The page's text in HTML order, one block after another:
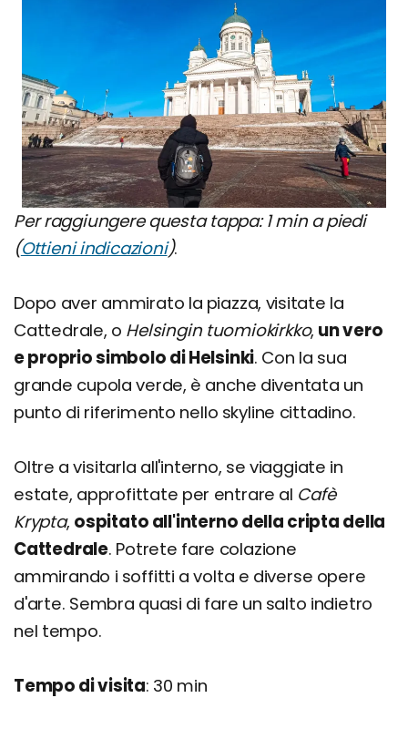
Per raggiungere questa tappa: 1 min a piedi
(Ottieni indicazioni).
Dopo aver ammirato la piazza, visitate la
Cattedrale, o Helsingin tuomiokirkko, un vero
e proprio simbolo di Helsinki. Con la sua
grande cupola verde, è anche diventata un
punto di riferimento nello skyline cittadino.
Oltre a visitarla all'interno, se viaggiate in
estate, approfittate per entrare al Cafè
Krypta, ospitato all'interno della cripta della
Cattedrale. Potrete fare colazione
ammirando i soffitti a volta e diverse opere
d'arte. Sembra quasi di fare un salto indietro
nel tempo.
Tempo di visita: 30 min